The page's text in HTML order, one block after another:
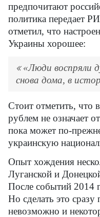
предпочитают
политика передает
отметил, что
Украины хорошее:
«Люди воспряли
снова дома, в
Стоит отметить, что
рублем не означает
пока может по-
украинскую
Опыт хождения
Луганской и
После событий 2014
Но сделать это
невозможно и